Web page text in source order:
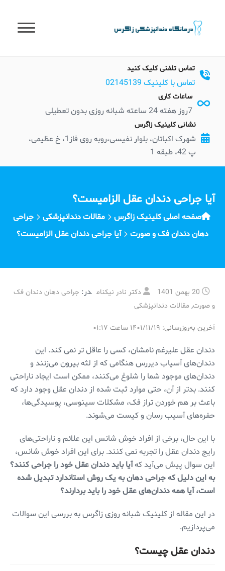
content
تماس تلفنی کلیک کنید
تماس با کلینیک 02145139
ساعات کاری
7روز هفته 24 ساعته شبانه روزی بدون تعطیلی
نشانی کلینیک زاگرس
شهرک اکباتان، بلوار نفیسی،روبه روی فاز1، خ عظیمی،
پ 42، طبقه 1
آیا جراحی دندان عقل الزامیست؟
صفحه اصلی کلینیک زاگرس مقالات دندانپزشکی
جراحی
دهان دندان فک و صورت
آیا جراحی دندان عقل الزامیست؟
20 بهمن 1401 دکتر نادر نیکنام در: جراحی دهان دندان فک
و صورت, مقالات دندانپزشکی
آخرین به‌روزرسانی: ۱۴۰۱/۱۱/۱۹ ساعت ۰۱:۱۷
دندان عقل علیرغم نامشان، کسی را عاقل تر نمی کند. این
دندان‌های آسیاب دیررس هنگامی که از لثه بیرون می‌زنند و
دندان‌های موجود شما را شلوغ می‌کنند، ممکن است ایجاد ناراحتی
کنند. بدتر از آن، حتی موارد ثبت شده از دندان عقل وجود دارد که
باعث بر هم خوردن تراز فک، مشکلات سینوسی، پوسیدگی‌ها،
حفره‌های آسیب رسان و کیست می‌شوند.
با این حال، برخی از افراد خوش شانس این علائم و ناراحتی‌های
رایج دندان عقل را تجربه نمی کنند. برای این افراد خوش شانس،
این سوال پیش می‌آید کهآیا باید دندان عقل خود را جراحی کنند؟
به این دلیل که جراحی دهان به یک روش استاندارد تبدیل شده
است، آیا همه دندان‌های عقل خود را باید بردارند؟
در این مقاله از کلینیک شبانه روزی زاگرس به بررسی این سوالات
می‌پردازیم.
دندان عقل چیست؟